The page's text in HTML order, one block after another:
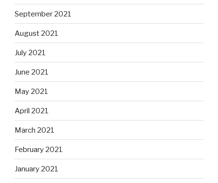
September 2021
August 2021
July 2021
June 2021
May 2021
April 2021
March 2021
February 2021
January 2021